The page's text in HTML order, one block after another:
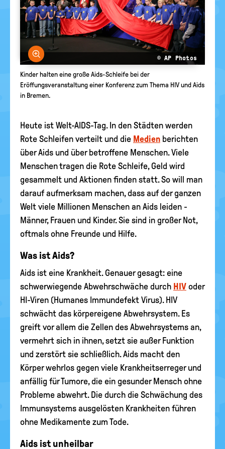
Bild vergrößern
© AP Photos
Kinder halten eine große Aids-Schleife bei der
Eröffungsveranstaltung einer Konferenz zum Thema HIV und Aids
in Bremen.
Heute ist Welt-AIDS-Tag. In den Städten werden
Rote Schleifen verteilt und die Medien berichten
über Aids und über betroffene Menschen. Viele
Menschen tragen die Rote Schleife, Geld wird
gesammelt und Aktionen finden statt. So will man
darauf aufmerksam machen, dass auf der ganzen
Welt viele Millionen Menschen an Aids leiden -
Männer, Frauen und Kinder. Sie sind in großer Not,
oftmals ohne Freunde und Hilfe.
Was ist Aids?
Aids ist eine Krankheit. Genauer gesagt: eine
schwerwiegende Abwehrschwäche durch HIV oder
HI-Viren (Humanes Immundefekt Virus). HIV
schwächt das körpereigene Abwehrsystem. Es
greift vor allem die Zellen des Abwehrsystems an,
vermehrt sich in ihnen, setzt sie außer Funktion
und zerstört sie schließlich. Aids macht den
Körper wehrlos gegen viele Krankheitserreger und
anfällig für Tumore, die ein gesunder Mensch ohne
Probleme abwehrt. Die durch die Schwächung des
Immunsystems ausgelösten Krankheiten führen
ohne Medikamente zum Tode.
Aids ist unheilbar